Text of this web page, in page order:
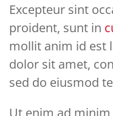
Excepteur sint
proident, sunt in
mollit anim id est
dolor sit amet,
sed do eiusmod
Ut enim ad